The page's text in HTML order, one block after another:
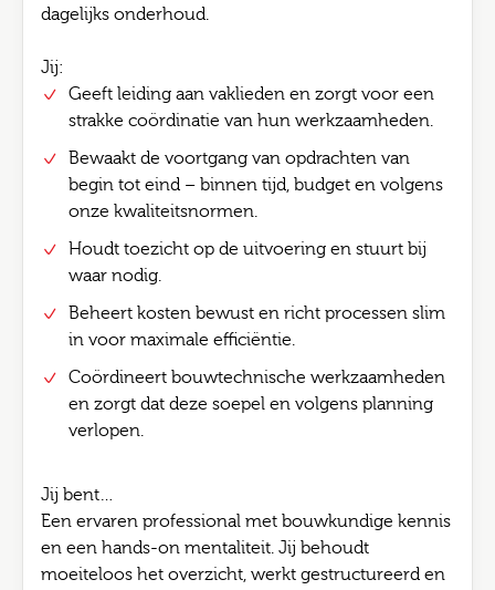
dagelijks onderhoud.
Jij:
Geeft leiding aan vaklieden en zorgt voor een
strakke coördinatie van hun werkzaamheden.
Bewaakt de voortgang van opdrachten van
begin tot eind – binnen tijd, budget en volgens
onze kwaliteitsnormen.
Houdt toezicht op de uitvoering en stuurt bij
waar nodig.
Beheert kosten bewust en richt processen slim
in voor maximale efficiëntie.
Coördineert bouwtechnische werkzaamheden
en zorgt dat deze soepel en volgens planning
verlopen.
Jij bent…
Een ervaren professional met bouwkundige kennis
en een hands-on mentaliteit. Jij behoudt
moeiteloos het overzicht, werkt gestructureerd en